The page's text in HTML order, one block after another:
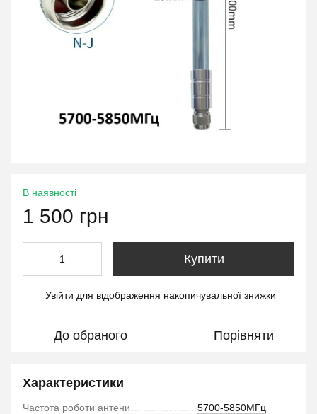
В наявності
1 500 грн
Купити
Увійти для відображення накопичувальної знижки
До обраного Порівняти
Характеристики
Частота роботи антени 5700-5850МГц